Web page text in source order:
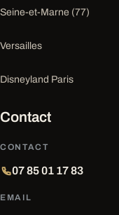
Seine-et-Marne (77)
Versailles
Disneyland Paris
Contact
CONTACT
07 85 01 17 83
EMAIL